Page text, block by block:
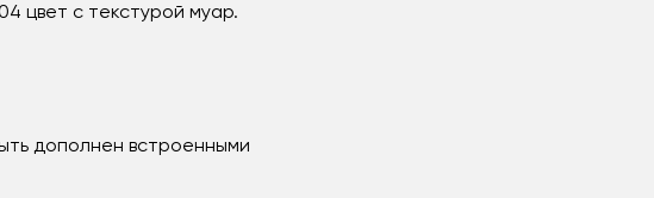
цвет с текстурой муар.
дополнен встроенными